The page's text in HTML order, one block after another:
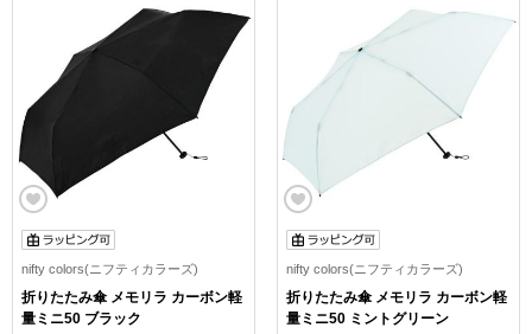
nifty colors(ニフティカラーズ)
折りたたみ傘 メモリラ カーボン軽
量ミニ50 ブラック
nifty colors(ニフティカラーズ)
折りたたみ傘 メモリラ カーボン軽
量ミニ50 ミントグリーン